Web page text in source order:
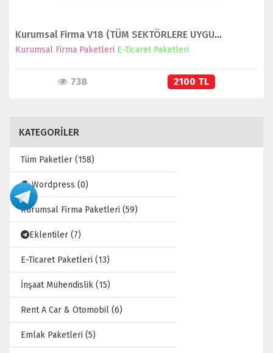
Kurumsal Firma V18 (TÜM SEKTÖRLERE UYGUNDUR)
Kurumsal Firma Paketleri E-Ticaret Paketleri
738 2100 TL
KATEGORİLER
Tüm Paketler (158)
Wordpress (0)
Kurumsal Firma Paketleri (59)
Eklentiler (7)
E-Ticaret Paketleri (13)
İnşaat Mühendislik (15)
Rent A Car & Otomobil (6)
Emlak Paketleri (5)